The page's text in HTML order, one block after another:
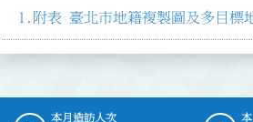
附表 臺北市地籍複製圖及多目標
本月造訪人次